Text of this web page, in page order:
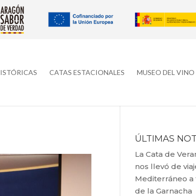
CATAS ESTACIONALES MUSEO DEL VINO
ÚLTIMAS
La Cata de
nos llevó de
Mediterráneo a
de la Garnacha